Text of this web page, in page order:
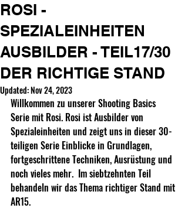
ROSI -
SPEZIALEINHEITEN
AUSBILDER - TEIL17/30
DER RICHTIGE STAND
Updated:Nov 24, 2023
Willkommen zu unserer Shooting Basics
Serie mit Rosi. Rosi ist Ausbilder von
Spezialeinheiten und zeigt uns in dieser 30-
teiligen Serie Einblicke in Grundlagen,
fortgeschrittene Techniken, Ausrüstung und
noch vieles mehr.  Im siebtzehnten Teil
behandeln wir das Thema richtiger Stand mit
AR15.